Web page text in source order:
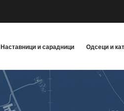
Наставници и сарадници Одсеци и